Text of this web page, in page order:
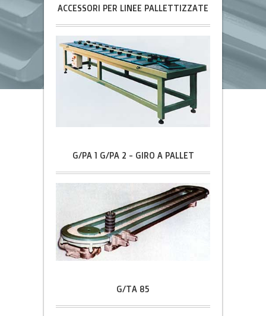
ACCESSORI PER LINEE PALLETTIZZATE
G/PA 1 G/PA 2 - GIRO A PALLET
G/TA 85